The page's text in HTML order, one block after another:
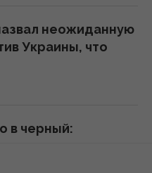
выпускать
назвал
сегодня, о
день
неожиданную
Украины, что
в черный:
россиян